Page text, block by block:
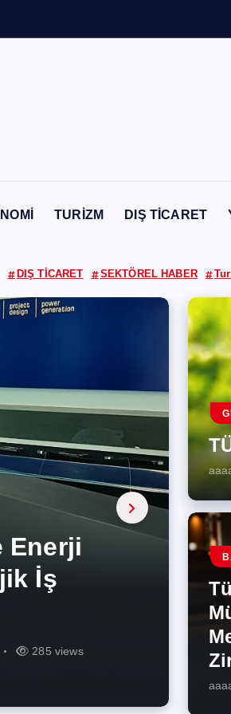
TURİZM DIŞ TİCARET
DIŞ TİCARET SEKTÖREL HABER
342 views
İlk
271 views
273 views
Enerji
İş
285 views
Kısa
225 views
Artması
260 views